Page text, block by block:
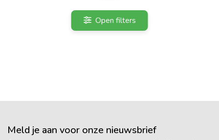
Open filters
Meld je aan voor onze nieuwsbrief